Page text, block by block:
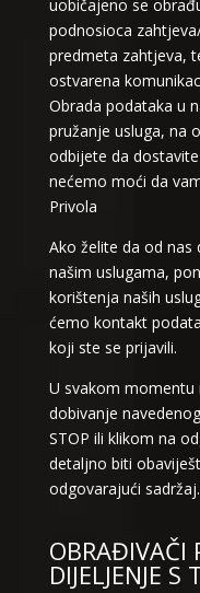
uobičajeno se
podnosioca
predmeta zahtjeva,
ostvarena
Obrada podataka u
pružanje usluga, na
odbijete da
nećemo moći da
Privola
Ako želite da od
našim uslugama,
korištenja naših
ćemo kontakt
koji ste se prijavili.
U svakom momentu
dobivanje
STOP ili klikom na
detaljno biti
odgovarajući sadržaj.
OBRAĐIVAČI
DIJELJENJE